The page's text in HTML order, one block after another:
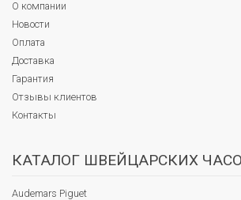
О компании
Новости
Оплата
Доставка
Гарантия
Отзывы клиентов
Контакты
КАТАЛОГ ШВЕЙЦАРСКИХ
Audemars Piguet